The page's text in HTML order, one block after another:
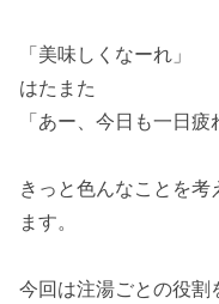
「美味しくなーれ」
はたまた
「あー、今日も一日疲
きっと色んなことを
ます。
今回は注湯ごとの役割